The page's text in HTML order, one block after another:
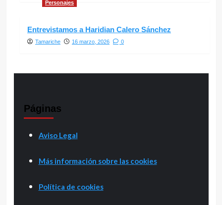
Personajes
Entrevistamos a Haridian Calero Sánchez
Tamariche 16 marzo, 2026 0
Páginas
Aviso Legal
Más información sobre las cookies
Política de cookies